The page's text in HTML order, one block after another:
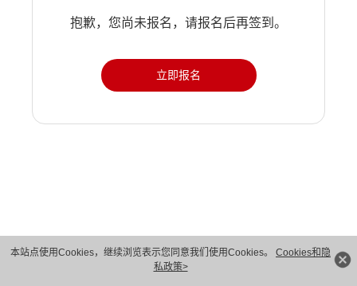
本站点使用Cookies，继续浏览表示您同意我们使用Cookies。 Cookies和隐
私政策>
抱歉，您尚未报名，请报名后再签到。
立即报名
版权所有 © 华为技术有限公司 1998-2026。 保留一切权利。粤A2-20044005号
隐私保护
法律声明